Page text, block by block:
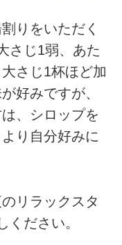
りをいただく
さじ1弱、あた
さじ1杯ほど加
好みですが、
、シロップを
り自分好みに
リラックスタ
ください。